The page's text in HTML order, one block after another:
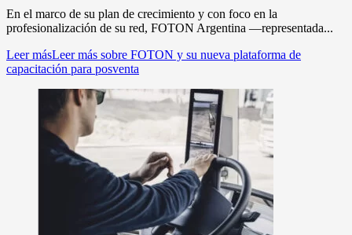
En el marco de su plan de crecimiento y con foco en la
profesionalización de su red, FOTON Argentina —representada...
Leer másLeer más sobre FOTON y su nueva plataforma de
capacitación para posventa